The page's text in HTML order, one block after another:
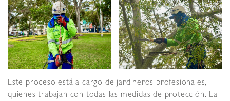
Este proceso está a cargo de jardineros profesionales,
quienes trabajan con todas las medidas de protección. La